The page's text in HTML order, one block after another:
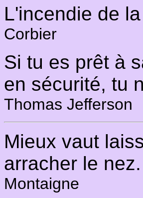
L'incendie de
Corbier
Si tu es prêt à
en sécurité, tu
Thomas Jefferson
Mieux vaut
arracher le nez.
Montaigne